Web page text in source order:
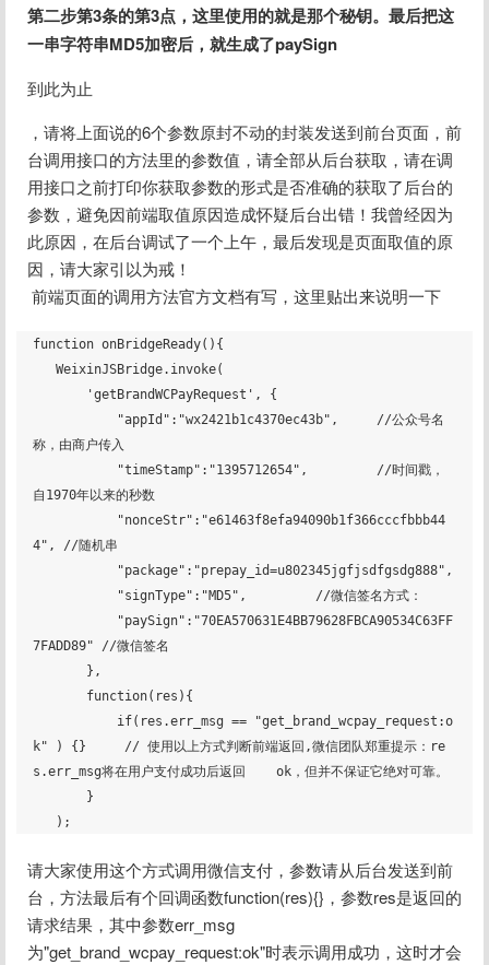
第二步第3条的第3点，这里使用的就是那个秘钥。最后把这
一串字符串MD5加密后，就生成了paySign
到此为止
，请将上面说的6个参数原封不动的封装发送到前台页面，前
台调用接口的方法里的参数值，请全部从后台获取，请在调
用接口之前打印你获取参数的形式是否准确的获取了后台的
参数，避免因前端取值原因造成怀疑后台出错！我曾经因为
此原因，在后台调试了一个上午，最后发现是页面取值的原
因，请大家引以为戒！
前端页面的调用方法官方文档有写，这里贴出来说明一下
function onBridgeReady(){
称，由商户传入
自1970年以来的秒数
4", //随机串
7FADD89" //微信签名
k" ) {}     // 使用以上方式判断前端返回,微信团队郑重提示：re
s.err_msg将在用户支付成功后返回    ok，但并不保证它绝对可靠。
请大家使用这个方式调用微信支付，参数请从后台发送到前
台，方法最后有个回调函数function(res){}，参数res是返回的
请求结果，其中参数err_msg
为"get_brand_wcpay_request:ok"时表示调用成功，这时才会